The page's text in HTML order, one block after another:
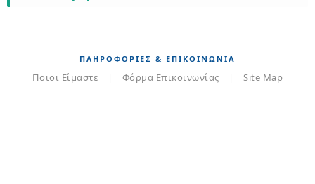
ΠΛΗΡΟΦΟΡΊΕΣ & ΕΠΙΚΟΙΝΩΝΊΑ
Ποιοι Είμαστε | Φόρμα Επικοινωνίας | Site Map